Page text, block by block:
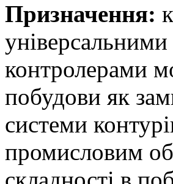
Призначення:
контролерами
побудови як
системи
промисловим